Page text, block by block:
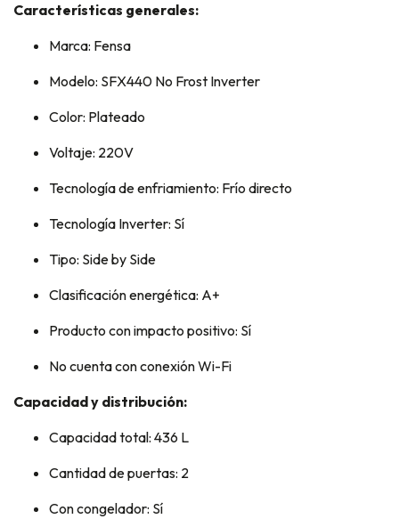
Características generales:
Marca: Fensa
Modelo: SFX440 No Frost Inverter
Color: Plateado
Voltaje: 220V
Tecnología de enfriamiento: Frío directo
Tecnología Inverter: Sí
Tipo: Side by Side
Clasificación energética: A+
Producto con impacto positivo: Sí
No cuenta con conexión Wi-Fi
Capacidad y distribución:
Capacidad total: 436 L
Cantidad de puertas: 2
Con congelador: Sí